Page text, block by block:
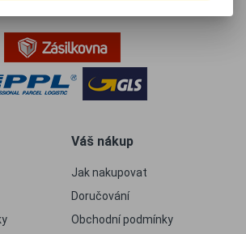
Váš nákup
Jak nakupovat
Doručování
Obchodní podmínky